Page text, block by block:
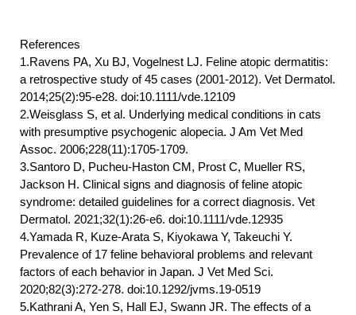
References
1.Ravens PA, Xu BJ, Vogelnest LJ. Feline atopic dermatitis:
a retrospective study of 45 cases (2001-2012). Vet Dermatol.
2014;25(2):95-e28. doi:10.1111/vde.12109
2.Weisglass S, et al. Underlying medical conditions in cats
with presumptive psychogenic alopecia. J Am Vet Med
Assoc. 2006;228(11):1705-1709.
3.Santoro D, Pucheu-Haston CM, Prost C, Mueller RS,
Jackson H. Clinical signs and diagnosis of feline atopic
syndrome: detailed guidelines for a correct diagnosis. Vet
Dermatol. 2021;32(1):26-e6. doi:10.1111/vde.12935
4.Yamada R, Kuze-Arata S, Kiyokawa Y, Takeuchi Y.
Prevalence of 17 feline behavioral problems and relevant
factors of each behavior in Japan. J Vet Med Sci.
2020;82(3):272-278. doi:10.1292/jvms.19-0519
5.Kathrani A, Yen S, Hall EJ, Swann JR. The effects of a